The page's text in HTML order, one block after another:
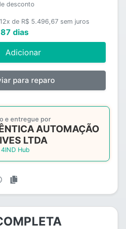
desconto
de R$ 5.496,67 sem juros
dias
Adicionar
para reparo
e entregue por
AUTOMAÇÃO
LTDA
Hub